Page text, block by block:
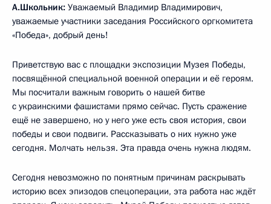
А.Школьник: Уважаемый Владимир Владимирович,
уважаемые участники заседания Российского оргкомитета
«Победа», добрый день!
Приветствую вас с площадки экспозиции Музея Победы,
посвящённой специальной военной операции и её героям.
Мы посчитали важным говорить о нашей битве
с украинскими фашистами прямо сейчас. Пусть сражение
ещё не завершено, но у него уже есть своя история, свои
победы и свои подвиги. Рассказывать о них нужно уже
сегодня. Молчать нельзя. Эта правда очень нужна людям.
Сегодня невозможно по понятным причинам раскрывать
историю всех эпизодов спецоперации, эта работа нас ждёт